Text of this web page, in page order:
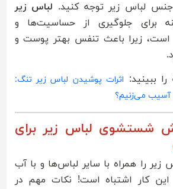
لباس زیر توجه کنید. لباس زیر
برای جلوگیری از حساسیت‌ها و
زیرا باعث تنفس بهتر پوست و
ببینید: اثرات پوشیدن لباس‌ زیر تنگ:
آسیب می‌زنیم؟
شستشوی لباس زیر برای
زیر را همراه با سایر لباس‌ها و با آب
این کار اشتباه است! نکات مهم در